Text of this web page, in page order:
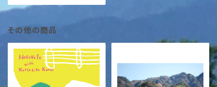
その他の商品